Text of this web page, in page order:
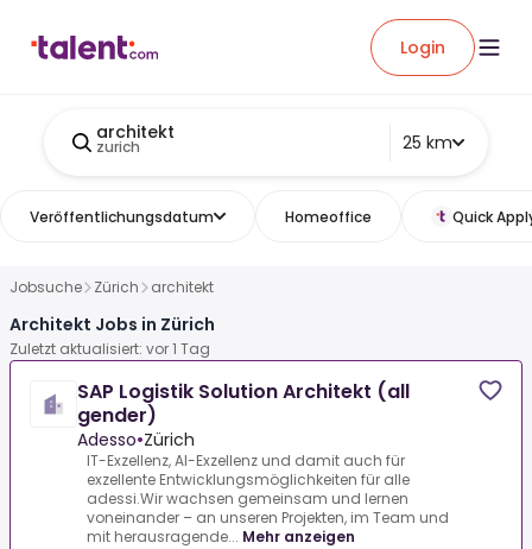
Login
architekt
zurich 25 km
Veröffentlichungsdatum Homeoffice Quick
Jobsuche Zürich architekt
Architekt Jobs in Zürich
Zuletzt aktualisiert: vor 1 Tag
SAP Logistik Solution Architekt (all
gender)
Adesso•Zürich
IT-Exzellenz, AI-Exzellenz und damit auch für
exzellente Entwicklungsmöglichkeiten für alle
adessi.Wir wachsen gemeinsam und lernen
voneinander – an unseren Projekten, im Team und
mit herausragende... Mehr anzeigen